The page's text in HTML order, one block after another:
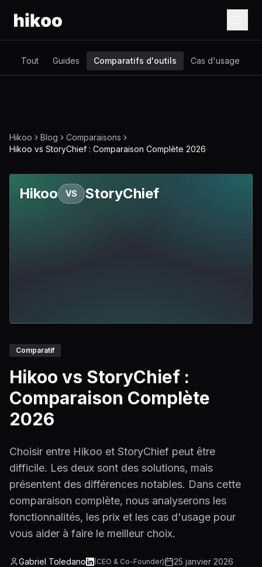
Tout Guides Comparatifs d'outils Cas d'usage
Hikoo Blog
Comparaisons
Hikoo vs StoryChief : Comparaison Complète 2026
Hikoo VS StoryChief
Comparatif
Hikoo vs StoryChief :
Comparaison Complète
2026
Choisir entre Hikoo et StoryChief peut être
difficile. Les deux sont des solutions, mais
présentent des différences notables. Dans cette
comparaison complète, nous analyserons les
fonctionnalités, les prix et les cas d'usage pour
vous aider à faire le meilleur choix.
Gabriel Toledano (CEO & Co-Founder) 25 janvier 2026